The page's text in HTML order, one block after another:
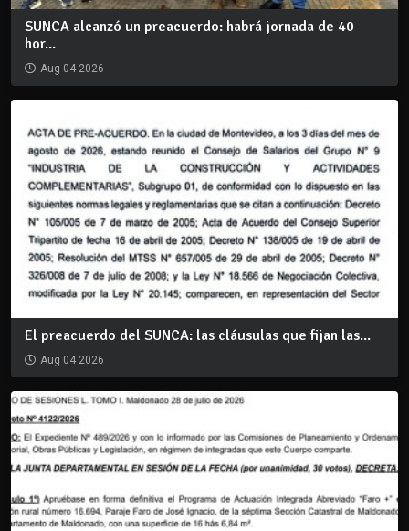
SUNCA alcanzó un preacuerdo: habrá jornada de 40
hor...
Aug 04 2026
El preacuerdo del SUNCA: las cláusulas que fijan las...
Aug 04 2026